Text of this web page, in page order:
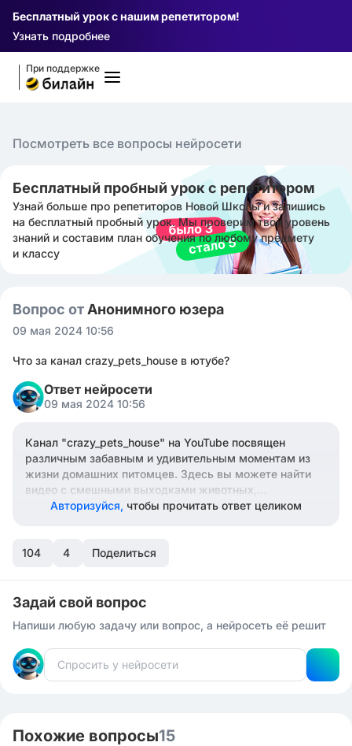
Бесплатный урок с нашим репетитором!
Узнать подробнее
При поддержке
Посмотреть все вопросы нейросети
Бесплатный пробный урок с репетитором
Узнай больше про репетиторов Новой Школы и запишись
на бесплатный пробный урок. Мы проверим твой уровень
знаний и составим план обучения по любому предмету
и классу
Вопрос от Анонимного юзера
09 мая 2024 10:56
Что за канал crazy_pets_house в ютубе?
Ответ нейросети
09 мая 2024 10:56
Канал "crazy_pets_house" на YouTube посвящен
различным забавным и удивительным моментам из
жизни домашних питомцев. Здесь вы можете найти
видео с смешными выходками животных,
увлекательные истории и полезные советы по уходу
Авторизуйся, чтобы прочитать ответ целиком
104 4 Поделиться
Задай свой вопрос
Напиши любую задачу или вопрос, а нейросеть её решит
Похожие вопросы15